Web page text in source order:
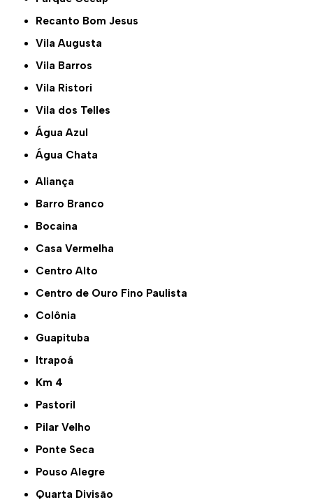
Recanto Bom Jesus
Vila Augusta
Vila Barros
Vila Ristori
Vila dos Telles
Água Azul
Água Chata
Aliança
Barro Branco
Bocaina
Casa Vermelha
Centro Alto
Centro de Ouro Fino Paulista
Colônia
Guapituba
Itrapoá
Km 4
Pastoril
Pilar Velho
Ponte Seca
Pouso Alegre
Quarta Divisão